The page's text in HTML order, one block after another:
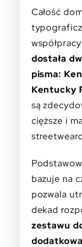
Całość
dostała
pisma:
Kentucky
są
cięższe i
bazuje na
pozwala
dekad
zestawu